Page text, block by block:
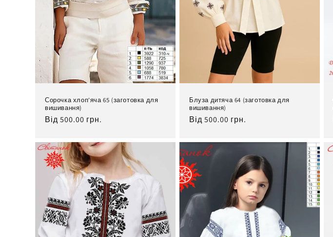
Сорочка хлоп'яча 65 (заготовка для
вишивання)
Нормальна
Від 500.00 грн.
Блуза дитяча 64 (заготовка для
вишивання)
Нормальна
Від 500.00 грн.